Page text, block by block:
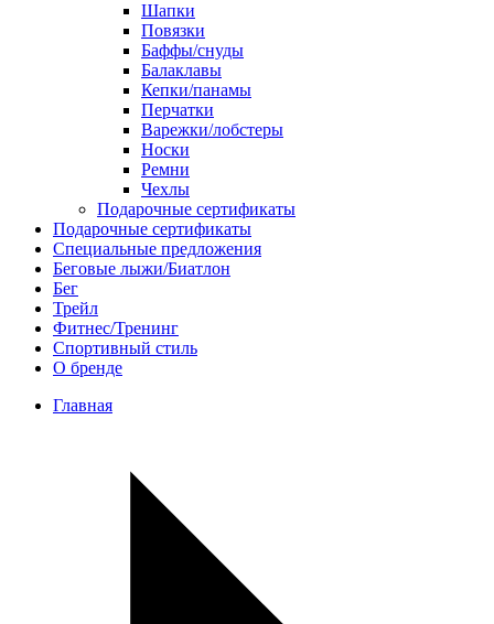
Шапки
Повязки
Баффы/снуды
Балаклавы
Кепки/панамы
Перчатки
Варежки/лобстеры
Носки
Ремни
Чехлы
Подарочные сертификаты
Подарочные сертификаты
Специальные предложения
Беговые лыжи/Биатлон
Бег
Трейл
Фитнес/Тренинг
Спортивный стиль
О бренде
Главная